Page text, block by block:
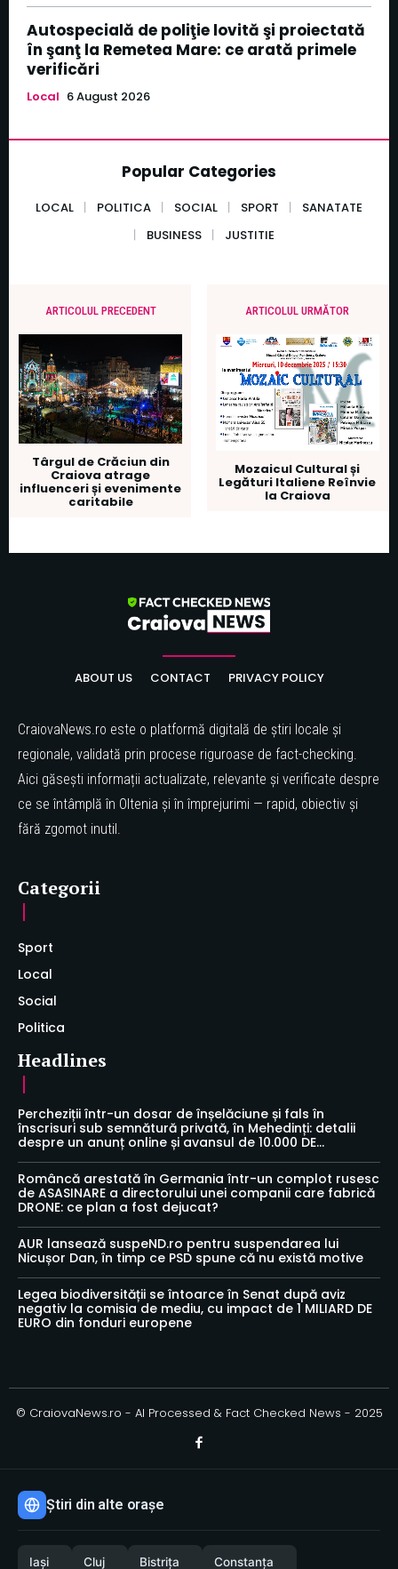
Autospecială de poliţie lovită şi proiectată
în şanţ la Remetea Mare: ce arată primele
verificări
Local 6 August 2026
Popular Categories
LOCAL POLITICA SOCIAL SPORT
SANATATE
BUSINESS
JUSTITIE
ARTICOLUL PRECEDENT
Târgul de Crăciun din
Craiova atrage
influenceri și evenimente
caritabile
ARTICOLUL URMĂTOR
Mozaicul Cultural și
Legături Italiene Reînvie
la Craiova
ABOUT US CONTACT PRIVACY POLICY
CraiovaNews.ro este o platformă digitală de știri locale și
regionale, validată prin procese riguroase de fact-checking.
Aici găsești informații actualizate, relevante și verificate despre
ce se întâmplă în Oltenia și în împrejurimi — rapid, obiectiv și
fără zgomot inutil.
Categorii
Sport
Local
Social
Politica
Headlines
Percheziții într-un dosar de înșelăciune și fals în
înscrisuri sub semnătură privată, în Mehedinți: detalii
despre un anunț online și avansul de 10.000 DE...
Româncă arestată în Germania într-un complot rusesc
de ASASINARE a directorului unei companii care fabrică
DRONE: ce plan a fost dejucat?
AUR lansează suspeND.ro pentru suspendarea lui
Nicușor Dan, în timp ce PSD spune că nu există motive
Legea biodiversității se întoarce în Senat după aviz
negativ la comisia de mediu, cu impact de 1 MILIARD DE
EURO din fonduri europene
© CraiovaNews.ro - AI Processed & Fact Checked News - 2025
Știri din alte orașe
Iași Cluj Bistrița Constanța